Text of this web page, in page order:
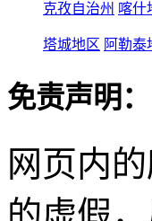
克孜自治州 喀什
塔城地区 阿勒泰
免责声明：
网页内